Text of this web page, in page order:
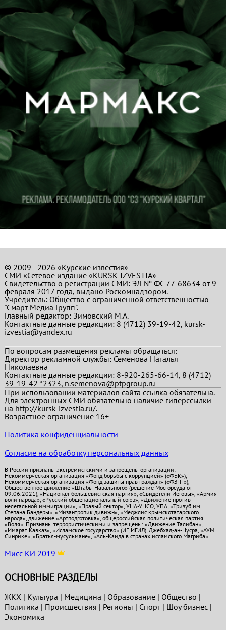
© 2009 - 2026 «Курские известия»
СМИ «Сетевое издание «KURSK-IZVESTIA»
Свидетельство о регистрации СМИ: ЭЛ № ФС 77-68634 от 9
февраля 2017 года, выдано Роскомнадзором.
Учредитель: Общество с ограниченной ответственностью
"Смарт Медиа Групп".
Главный редактор:Зимовский М.А.
Контактные данные редакции: 8 (4712) 39-19-42, kursk-
izvestia@yandex.ru
По вопросам размещения рекламы обращаться:
Директор рекламной службы: Семенова Наталья
Николаевна
Контактные данные редакции: 8-920-265-66-14, 8 (4712)
39-19-42 *2323, n.semenova@ptpgroup.ru
При использовании материалов сайта ссылка обязательна.
Для электронных СМИ обязательно наличие гиперссылки
на http://kursk-izvestia.ru/.
Возрастное ограничение 16+
Политика конфиденциальности
Согласие на обработку персональных данных
В России признаны экстремистскими и запрещены организации:
Некоммерческая организация «Фонд борьбы с коррупцией» («ФБК»),
Некоммерческая организация «Фонд защиты прав граждан» («ФЗПГ»),
Общественное движение «Штабы Навального» (решение Мосгорсуда от
09.06.2021), «Национал-большевистская партия», «Свидетели Иеговы», «Армия
воли народа», «Русский общенациональный союз», «Движение против
нелегальной иммиграции», «Правый сектор», УНА-УНСО, УПА, «Тризуб им.
Степана Бандеры», «Мизантропик дивижн», «Меджлис крымскотатарского
народа», движение «Артподготовка», общероссийская политическая партия
«Воля». Признаны террористическими и запрещены: «Движение Талибан»,
«Имарат Кавказ», «Исламское государство» (ИГ, ИГИЛ), Джебхад-ан-Нусра, «АУМ
Синрике», «Братья-мусульмане», «Аль-Каида в странах исламского Магриба».
Мисс КИ 2019
ОСНОВНЫЕ РАЗДЕЛЫ
ЖКХ| Культура | Медицина | Образование| Общество |
Политика | Проиcшествия | Регионы | Спорт| Шоу бизнес|
Экономика